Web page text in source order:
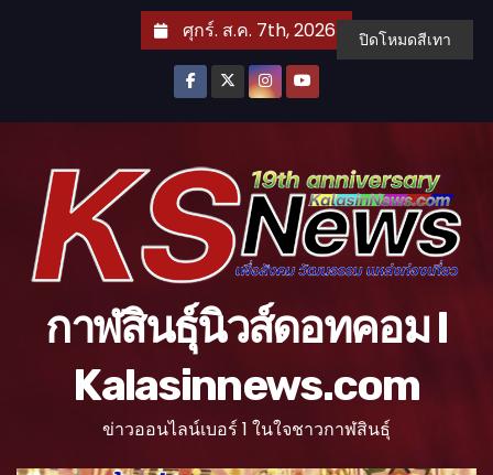
ศุกร์. ส.ค. 7th, 2026
กาฬสินธุ์นิวส์ดอทคอม l
Kalasinnews.com
ข่าวออนไลน์เบอร์ 1 ในใจชาวกาฬสินธุ์
ปิดโหมดสีเทา